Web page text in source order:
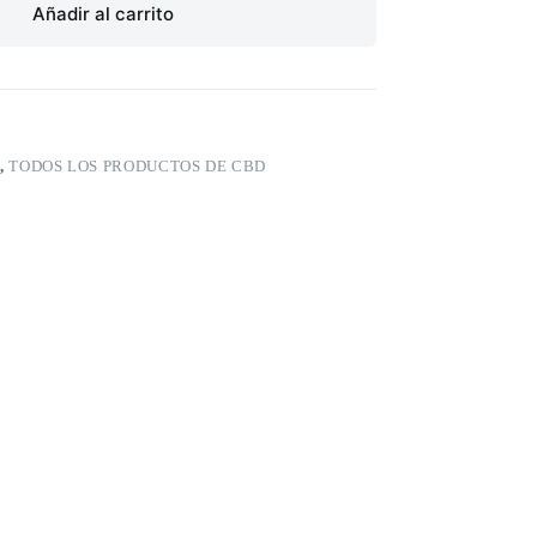
Añadir al carrito
,TODOS LOS PRODUCTOS DE CBD